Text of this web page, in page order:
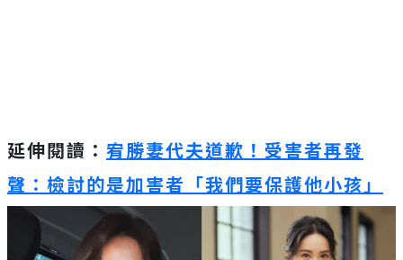
延伸閱讀： 宥勝妻代夫道歉！受害者再發
聲：檢討的是加害者「我們要保護他小孩」